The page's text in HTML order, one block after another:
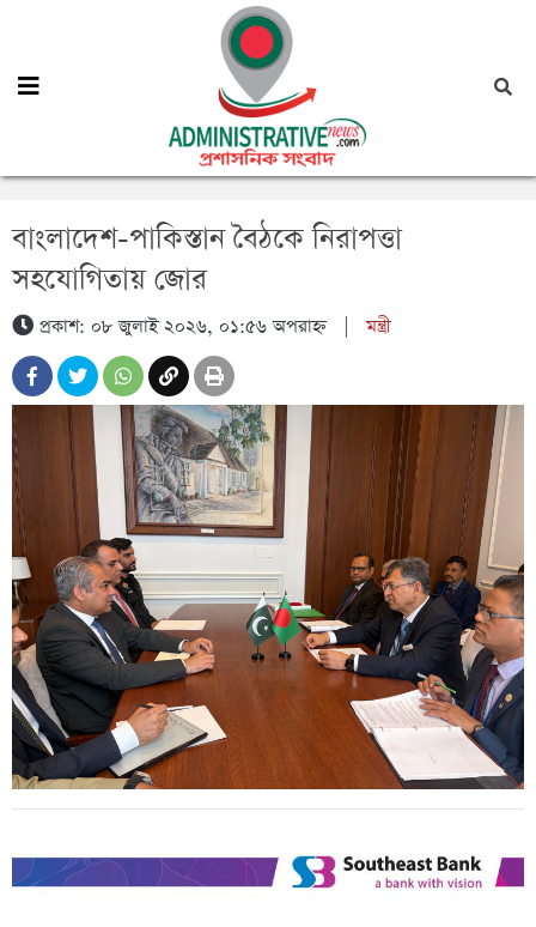
বাংলাদেশ-পাকিস্তান বৈঠকে নিরাপত্তা
সহযোগিতায় জোর
প্রকাশ: ০৮ জুলাই ২০২৬, ০১:৫৬ অপরাহ্ন|মন্ত্রী